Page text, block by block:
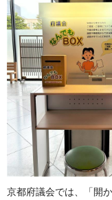
京都府議会では、「開